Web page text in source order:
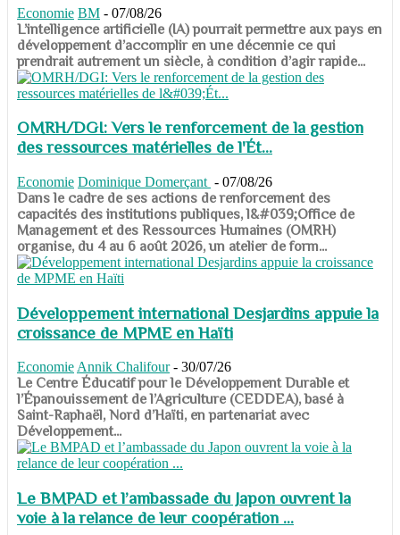
Economie BM - 07/08/26
​​​​​​​L’intelligence artificielle (IA) pourrait permettre aux pays en
développement d’accomplir en une décennie ce qui
prendrait autrement un siècle, à condition d’agir rapide...
OMRH/DGI: Vers le renforcement de la gestion
des ressources matérielles de l'Ét...
Economie Dominique Domerçant - 07/08/26
Dans le cadre de ses actions de renforcement des
capacités des institutions publiques, l&#039;Office de
Management et des Ressources Humaines (OMRH)
organise, du 4 au 6 août 2026, un atelier de form...
Développement international Desjardins appuie la
croissance de MPME en Haïti
Economie Annik Chalifour - 30/07/26
​​​​​​​Le Centre Éducatif pour le Développement Durable et
l’Épanouissement de l’Agriculture (CEDDEA), basé à
Saint-Raphaël, Nord d’Haïti, en partenariat avec
Développement...
Le BMPAD et l’ambassade du Japon ouvrent la
voie à la relance de leur coopération ...